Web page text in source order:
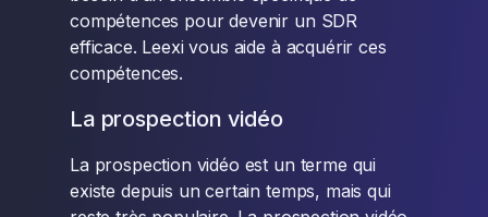
compétences pour devenir un SDR
efficace. Leexi vous aide à acquérir ces
compétences.
La prospection vidéo
La prospection vidéo est un terme qui
existe depuis un certain temps, mais qui